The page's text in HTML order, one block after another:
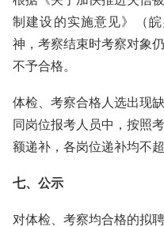
制建设的实施意见》（
神，考察结束时考察对象
不予合格。
体检、考察合格人选出现
同岗位报考人员中，按照
额递补，各岗位递补均不超
七、公示
对体检、考察均合格的拟